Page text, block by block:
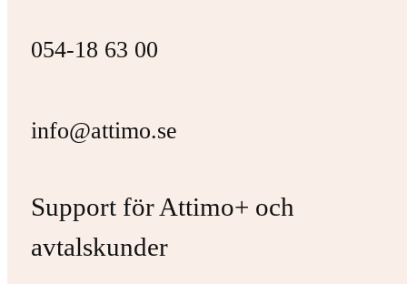
054-18 63 00
info@attimo.se
Support för Attimo+ och
avtalskunder